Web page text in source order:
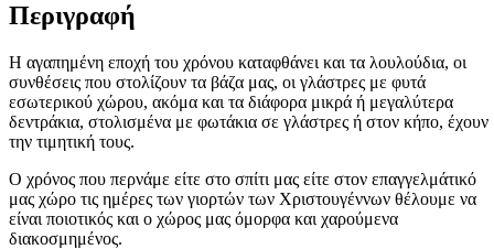
Περιγραφή
Η αγαπημένη εποχή του χρόνου καταφθάνει και τα λουλούδια, οι
συνθέσεις που στολίζουν τα βάζα μας, οι γλάστρες με φυτά
εσωτερικού χώρου, ακόμα και τα διάφορα μικρά ή μεγαλύτερα
δεντράκια, στολισμένα με φωτάκια σε γλάστρες ή στον κήπο, έχουν
την τιμητική τους.
Ο χρόνος που περνάμε είτε στο σπίτι μας είτε στον επαγγελμάτικό
μας χώρο τις ημέρες των γιορτών των Χριστουγέννων θέλουμε να
είναι ποιοτικός και ο χώρος μας όμορφα και χαρούμενα
διακοσμημένος.